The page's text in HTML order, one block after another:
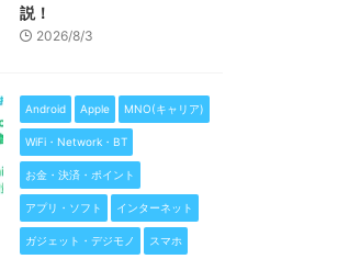
説！
2026/8/3
Android Apple MNO(キャリア)
WiFi・Network・BT
お金・決済・ポイント
アプリ・ソフト インターネット
ガジェット・デジモノ スマホ